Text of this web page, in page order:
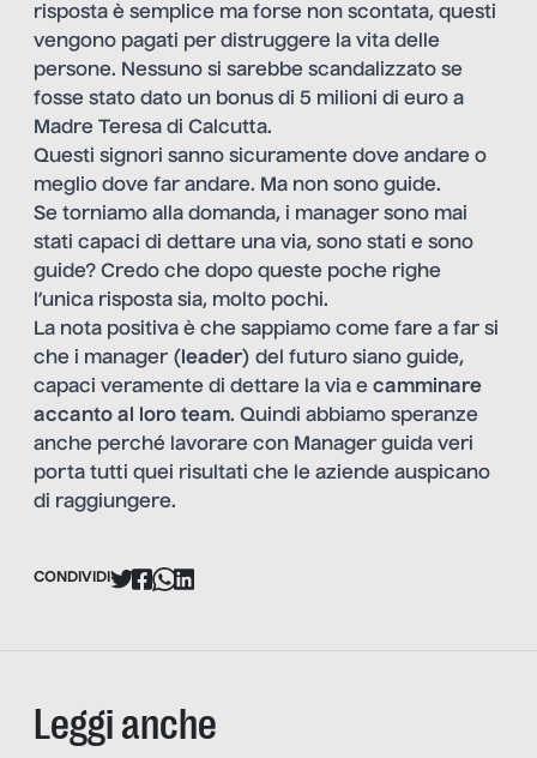
risposta è semplice ma forse non scontata, questi
vengono pagati per distruggere la vita delle
persone. Nessuno si sarebbe scandalizzato se
fosse stato dato un bonus di 5 milioni di euro a
Madre Teresa di Calcutta.
Questi signori sanno sicuramente dove andare o
meglio dove far andare. Ma non sono guide.
Se torniamo alla domanda, i manager sono mai
stati capaci di dettare una via, sono stati e sono
guide? Credo che dopo queste poche righe
l’unica risposta sia, molto pochi.
La nota positiva è che sappiamo come fare a far si
che i manager ( leader) del futuro siano guide,
capaci veramente di dettare la via e camminare
accanto al loro team. Quindi abbiamo speranze
anche perché lavorare con Manager guida veri
porta tutti quei risultati che le aziende auspicano
di raggiungere.
CONDIVIDI
Leggi anche